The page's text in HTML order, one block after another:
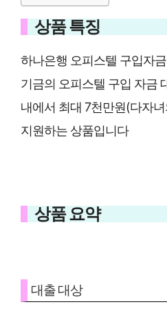
상품 특징
하나은행 오피스텔 구입자
기금의 오피스텔 구입 자금
내에서 최대 7천만원(다자
지원하는 상품입니다
상품 요약
대출 대상